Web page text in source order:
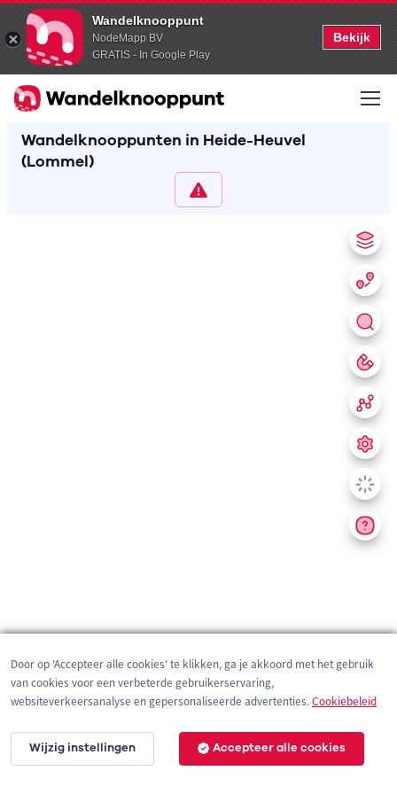
Wandelknooppunt
NodeMapp BV
GRATIS - In Google Play
Bekijk
Wandelknooppunten in Heide-Heuvel
(Lommel)
200 m
Door op 'Accepteer alle cookies' te klikken, ga je akkoord met het gebruik
van cookies voor een verbeterde gebruikerservaring,
websiteverkeersanalyse en gepersonaliseerde advertenties.Cookiebeleid
Wijzig instellingen Accepteer alle cookies